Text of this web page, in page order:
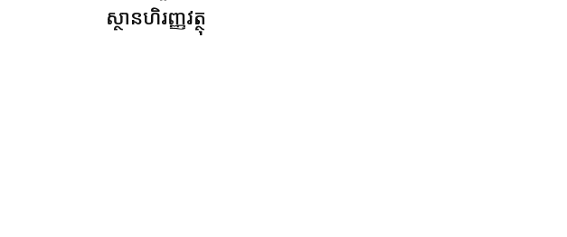
ស្ថានហិរញ្ញវត្ថុ